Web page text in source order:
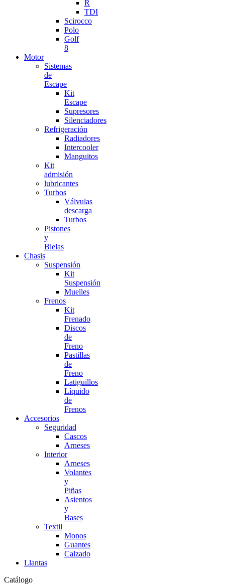
R
TDI
Scirocco
Polo
Golf
8
Motor
Sistemas
de
Escape
Kit
Escape
Supresores
Silenciadores
Refrigeración
Radiadores
Intercooler
Manguitos
Kit
admisión
lubricantes
Turbos
Válvulas
descarga
Turbos
Pistones
y
Bielas
Chasis
Suspensión
Kit
Suspensión
Muelles
Frenos
Kit
Frenado
Discos
de
Freno
Pastillas
de
Freno
Latiguillos
Líquido
de
Frenos
Accesorios
Seguridad
Cascos
Arneses
Interior
Arneses
Volantes
y
Piñas
Asientos
y
Bases
Textil
Monos
Guantes
Calzado
Llantas
Catálogo